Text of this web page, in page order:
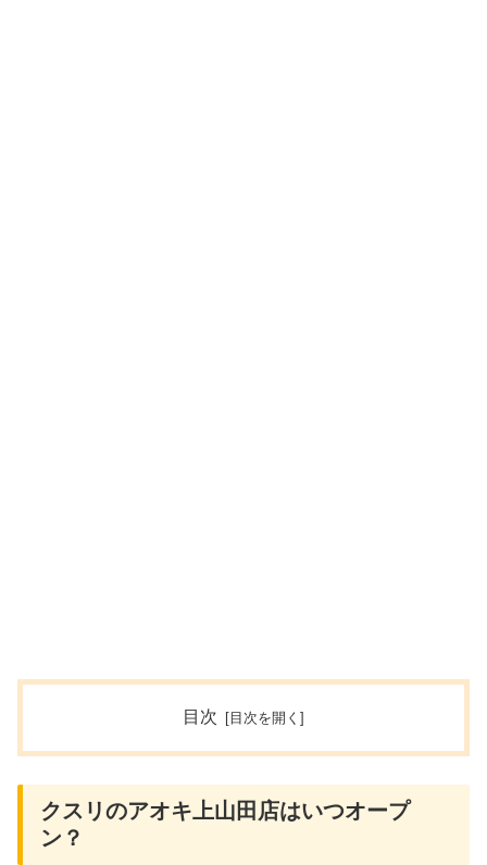
目次
クスリのアオキ上山田店はいつオープ
ン？